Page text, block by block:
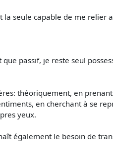
la seule capable de me relier
passif, je reste seul
théoriquement, en prenant
en cherchant à se
yeux.
également le besoin de